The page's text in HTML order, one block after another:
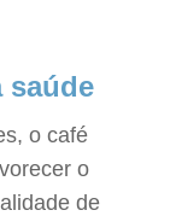
saúde
o café
o
de